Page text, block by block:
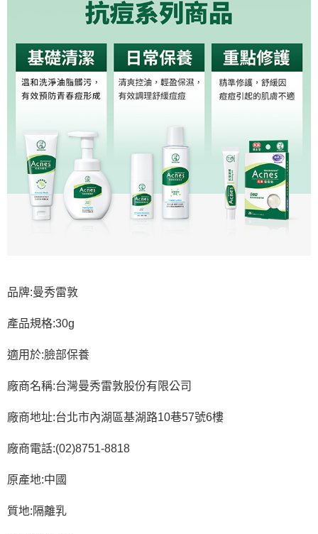
品牌:曼秀雷敦
產品規格:30g
適用於:臉部保養
廠商名稱:台灣曼秀雷敦股份有限公司
廠商地址:台北市內湖區基湖路10巷57號6樓
廠商電話:(02)8751-8818
原產地:中國
質地:隔離乳